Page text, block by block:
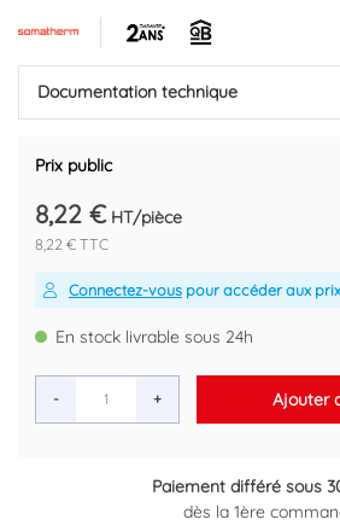
Température maximum +80°C
Marque : SOMATHERM
Code EAN : 3540737806577
Documentation technique
Prix public
8,22 € HT/pièce
8,22 € TTC
Connectez-vous pour accéder aux
En stock livrable sous 24h
- + Ajouter
Paiement différé sous 30
dès la 1ère commande